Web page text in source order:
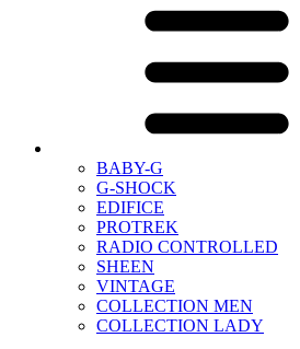
BABY-G
G-SHOCK
EDIFICE
PROTREK
RADIO CONTROLLED
SHEEN
VINTAGE
COLLECTION MEN
COLLECTION LADY